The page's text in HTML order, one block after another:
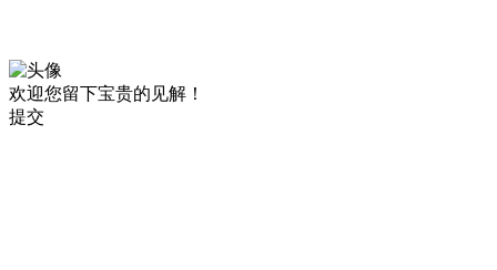
欢迎您留下宝贵的见解！
提交